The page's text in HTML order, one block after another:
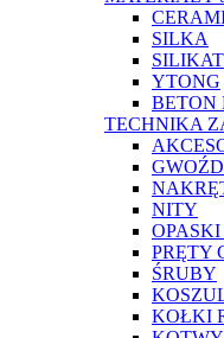
SILKA
SILIKAT
YTONG
BETON
TECHNIKA
NITY
PRĘTY
ŚRUBY
KOŁKI